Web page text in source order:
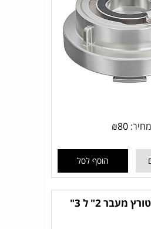
מחיר: ₪80
הוסף לסל
מעבר 2" ל 3"